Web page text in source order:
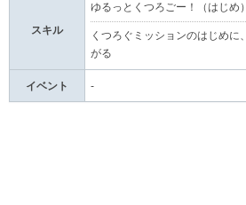
スキル
ゆるっとくつろごー！（はじめ
くつろぐミッションのはじめに
がる
イベント -